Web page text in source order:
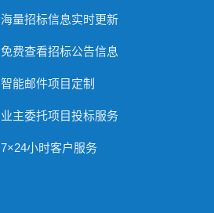
海量招标信息实时更新
免费查看招标公告信息
智能邮件项目定制
业主委托项目投标服务
7×24小时客户服务